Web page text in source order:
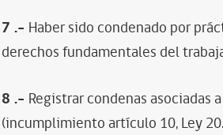
7 .- Haber sido condenado por
derechos fundamentales del
8 .- Registrar condenas asociadas
(incumplimiento artículo 10, Ley